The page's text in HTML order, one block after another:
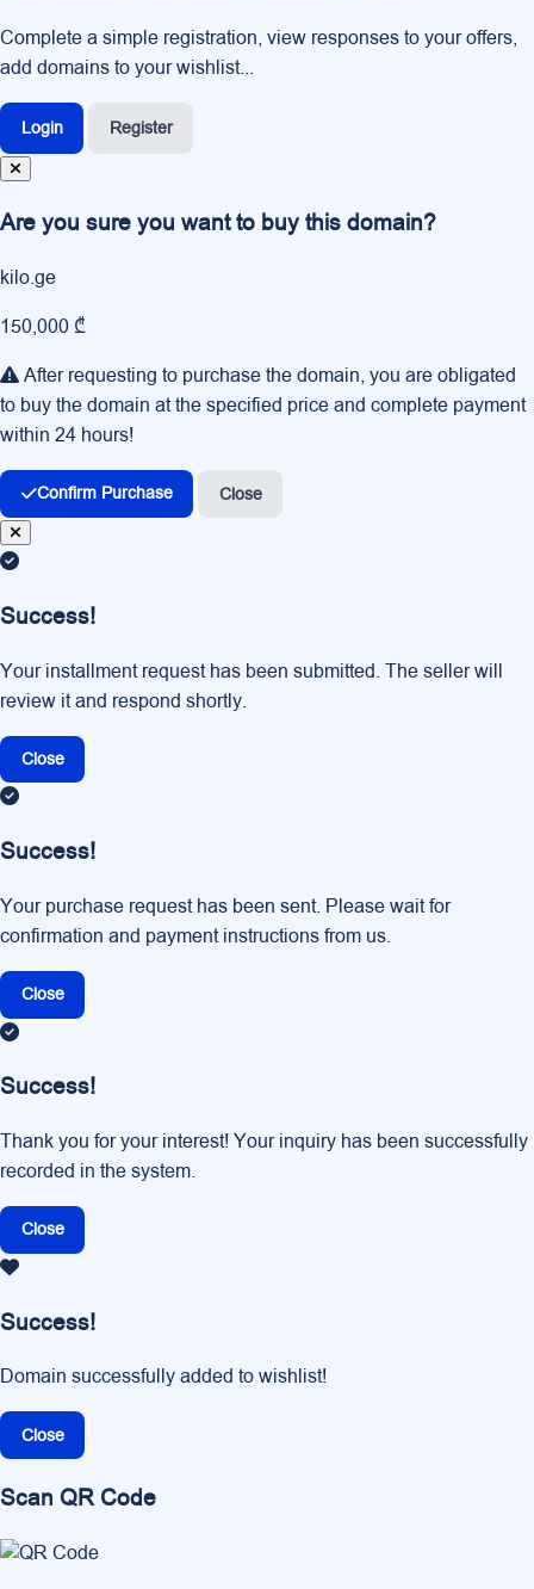
Complete a simple registration, view responses to your offers,
add domains to your wishlist...
Login Register
Are you sure you want to buy this domain?
kilo.ge
150,000 ₾
After requesting to purchase the domain, you are obligated
to buy the domain at the specified price and complete payment
within 24 hours!
Confirm Purchase Close
Success!
Your installment request has been submitted. The seller will
review it and respond shortly.
Close
Success!
Your purchase request has been sent. Please wait for
confirmation and payment instructions from us.
Close
Success!
Thank you for your interest! Your inquiry has been successfully
recorded in the system.
Close
Success!
Domain successfully added to wishlist!
Close
Scan QR Code